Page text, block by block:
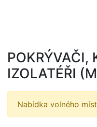
POKRÝVAČI,
IZOLATÉŘI
Nabídka volného